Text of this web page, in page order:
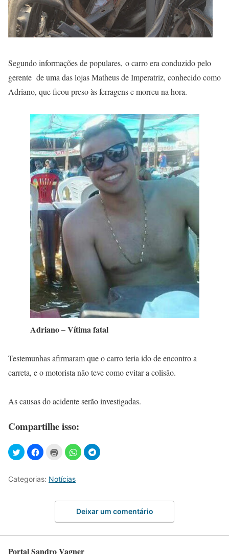
Segundo informações de populares, o carro era conduzido pelo
gerente de uma das lojas Matheus de Imperatriz, conhecido como
Adriano, que ficou preso às ferragens e morreu na hora.
Adriano – Vítima fatal
Testemunhas afirmaram que o carro teria ido de encontro a
carreta, e o motorista não teve como evitar a colisão.
As causas do acidente serão investigadas.
Compartilhe isso:
Categorias: Notícias
Deixar um comentário
Portal Sandro Vagner